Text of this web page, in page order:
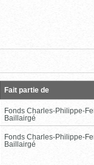
Fait partie de
Fonds Charles-Philippe-
Baillairgé
Fonds Charles-Philippe-
Baillairgé